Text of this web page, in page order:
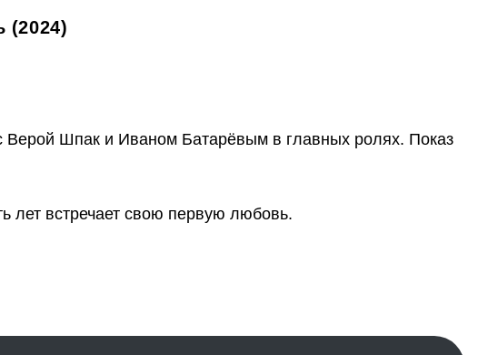
(2024)
Верой Шпак и Иваном Батарёвым в главных ролях. Показ
лет встречает свою первую любовь.